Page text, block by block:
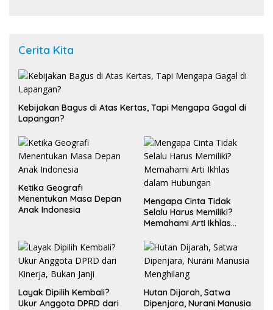
Cerita Kita
Kebijakan Bagus di Atas Kertas, Tapi Mengapa Gagal di
Lapangan?
Ketika Geografi
Menentukan Masa Depan
Anak Indonesia
Mengapa Cinta Tidak
Selalu Harus Memiliki?
Memahami Arti Ikhlas
Layak Dipilih Kembali?
Ukur Anggota DPRD dari
Hutan Dijarah, Satwa
Dipenjara, Nurani Manusia